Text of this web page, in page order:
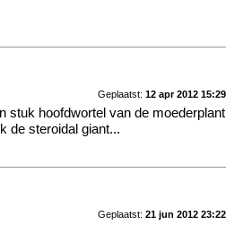
Geplaatst: 12 apr 2012 15:29
stuk hoofdwortel van de moederplant
de steroidal giant...
Geplaatst: 21 jun 2012 23:22